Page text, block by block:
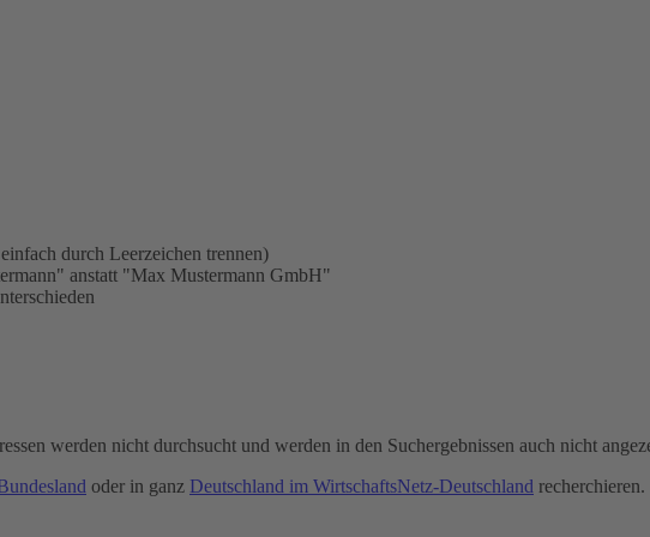
durch Leerzeichen trennen)
anstatt "Max Mustermann GmbH"
werden nicht durchsucht und werden in den Suchergebnissen auch nicht
oder in ganz Deutschland im WirtschaftsNetz-Deutschland recherchieren.